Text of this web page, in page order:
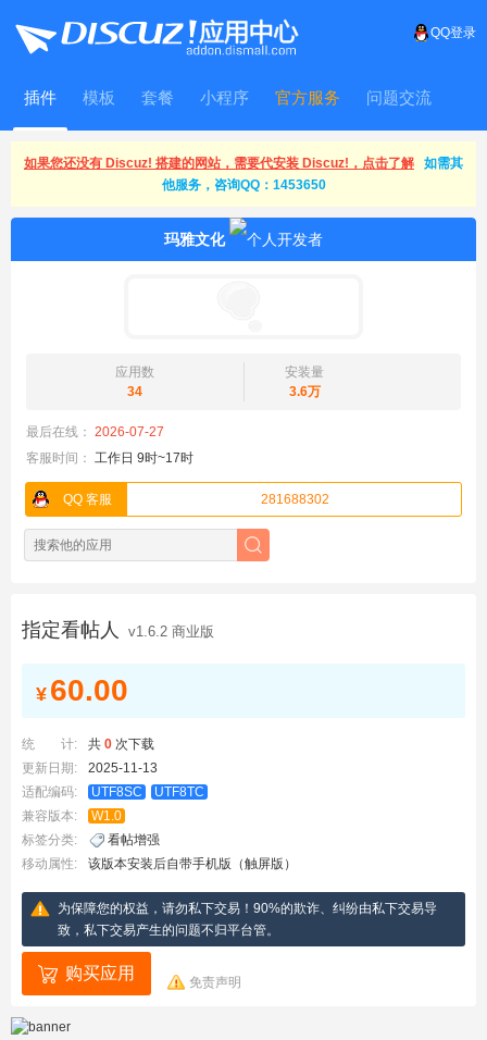
QQ登录
插件 模板 套餐 小程序 官方服务 问题交流
WitFrame
如果您还没有 Discuz! 搭建的网站，需要代安装 Discuz!，点击了解
如需其
他服务，咨询QQ：1453650
玛雅文化
应用数
34
安装量
3.6万
最后在线： 2026-07-27
客服时间： 工作日 9时~17时
QQ 客服 281688302
指定看帖人 v1.6.2 商业版
¥ 60.00
统 计: 共 0 次下载
更新日期:
2025-11-13
适配编码:
UTF8SC
UTF8TC
兼容版本:
W1.0
标签分类:
看帖增强
移动属性:
该版本安装后自带手机版（触屏版）
为保障您的权益，请勿私下交易！90%的欺诈、纠纷由私下交易导
致，私下交易产生的问题不归平台管。
购买应用 免责声明